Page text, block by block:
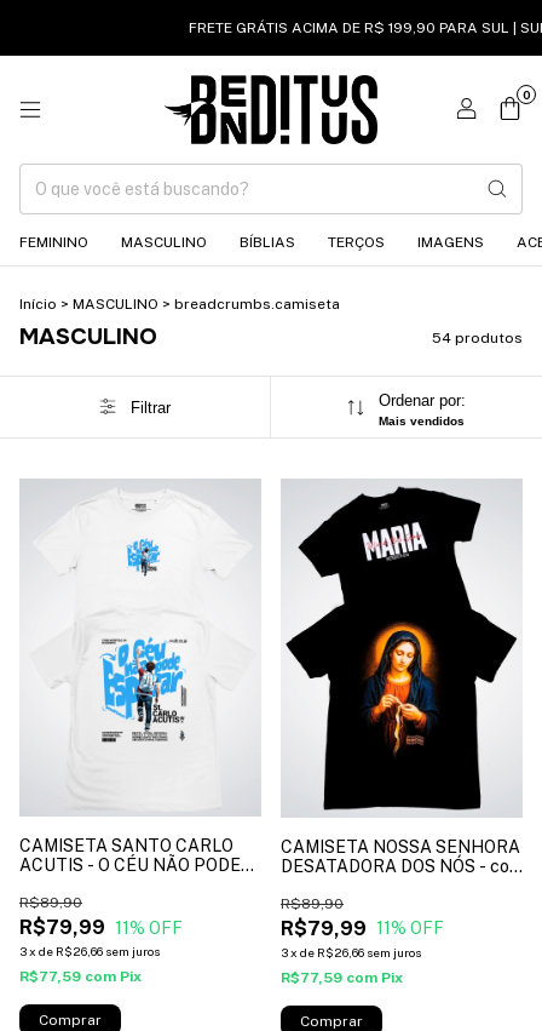
FRETE GRÁTIS ACIMA DE R$ 199,90 PARA SUL | SUDESTE
0
FEMININO MASCULINO BÍBLIAS TERÇOS IMAGENS
Início > MASCULINO > breadcrumbs.camiseta
MASCULINO 54 produtos
Filtrar Ordenar por:
Mais vendidos
CAMISETA SANTO CARLO
ACUTIS - O CÉU NÃO PODE
R$79,99
R$89,90
11% OFF
3x de R$26,66 sem juros
R$77,59 com Pix
Comprar
CAMISETA NOSSA SENHORA
DESATADORA DOS NÓS - cor
R$79,99
R$89,90
11% OFF
3x de R$26,66 sem juros
R$77,59 com Pix
Comprar